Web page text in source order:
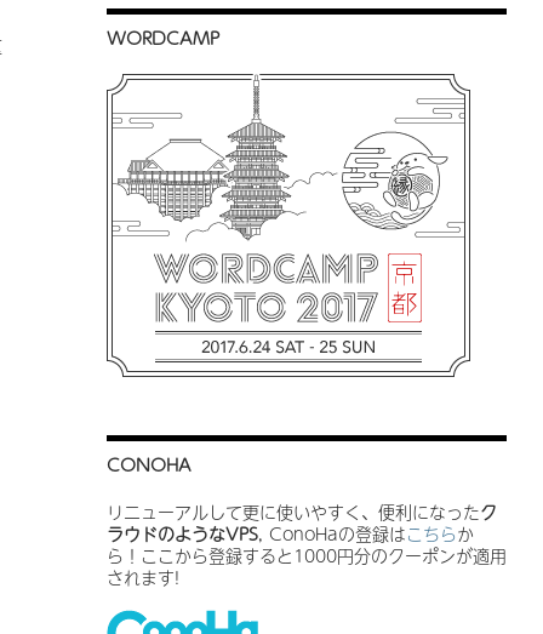
WORDCAMP
CONOHA
リニューアルして更に使いやすく、便利になったク
ラウドのようなVPS, ConoHaの登録はこちらか
ら！ここから登録すると1000円分のクーポンが適用
されます!